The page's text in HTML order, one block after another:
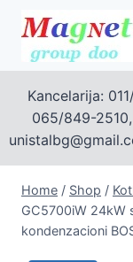
content
Kancelarija:
065/849-
Home / Shop /
GC5700iW 24kW
kondenzacioni